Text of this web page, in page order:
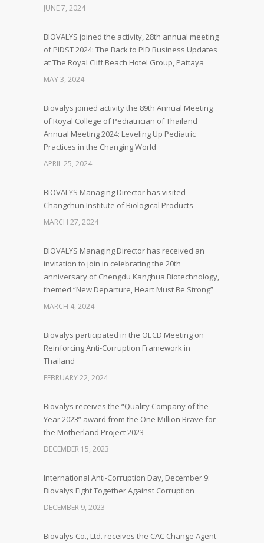
JUNE 7, 2024
BIOVALYS joined the activity, 28th annual meeting
of PIDST 2024: The Back to PID Business Updates
at The Royal Cliff Beach Hotel Group, Pattaya
MAY 3, 2024
Biovalys joined activity the 89th Annual Meeting
of Royal College of Pediatrician of Thailand
Annual Meeting 2024: Leveling Up Pediatric
Practices in the Changing World
APRIL 25, 2024
BIOVALYS Managing Director has visited
Changchun Institute of Biological Products
MARCH 27, 2024
BIOVALYS Managing Director has received an
invitation to join in celebrating the 20th
anniversary of Chengdu Kanghua Biotechnology,
themed “New Departure, Heart Must Be Strong”
MARCH 4, 2024
Biovalys participated in the OECD Meeting on
Reinforcing Anti-Corruption Framework in
Thailand
FEBRUARY 22, 2024
Biovalys receives the “Quality Company of the
Year 2023” award from the One Million Brave for
the Motherland Project 2023
DECEMBER 15, 2023
International Anti-Corruption Day, December 9:
Biovalys Fight Together Against Corruption
DECEMBER 9, 2023
Biovalys Co., Ltd. receives the CAC Change Agent